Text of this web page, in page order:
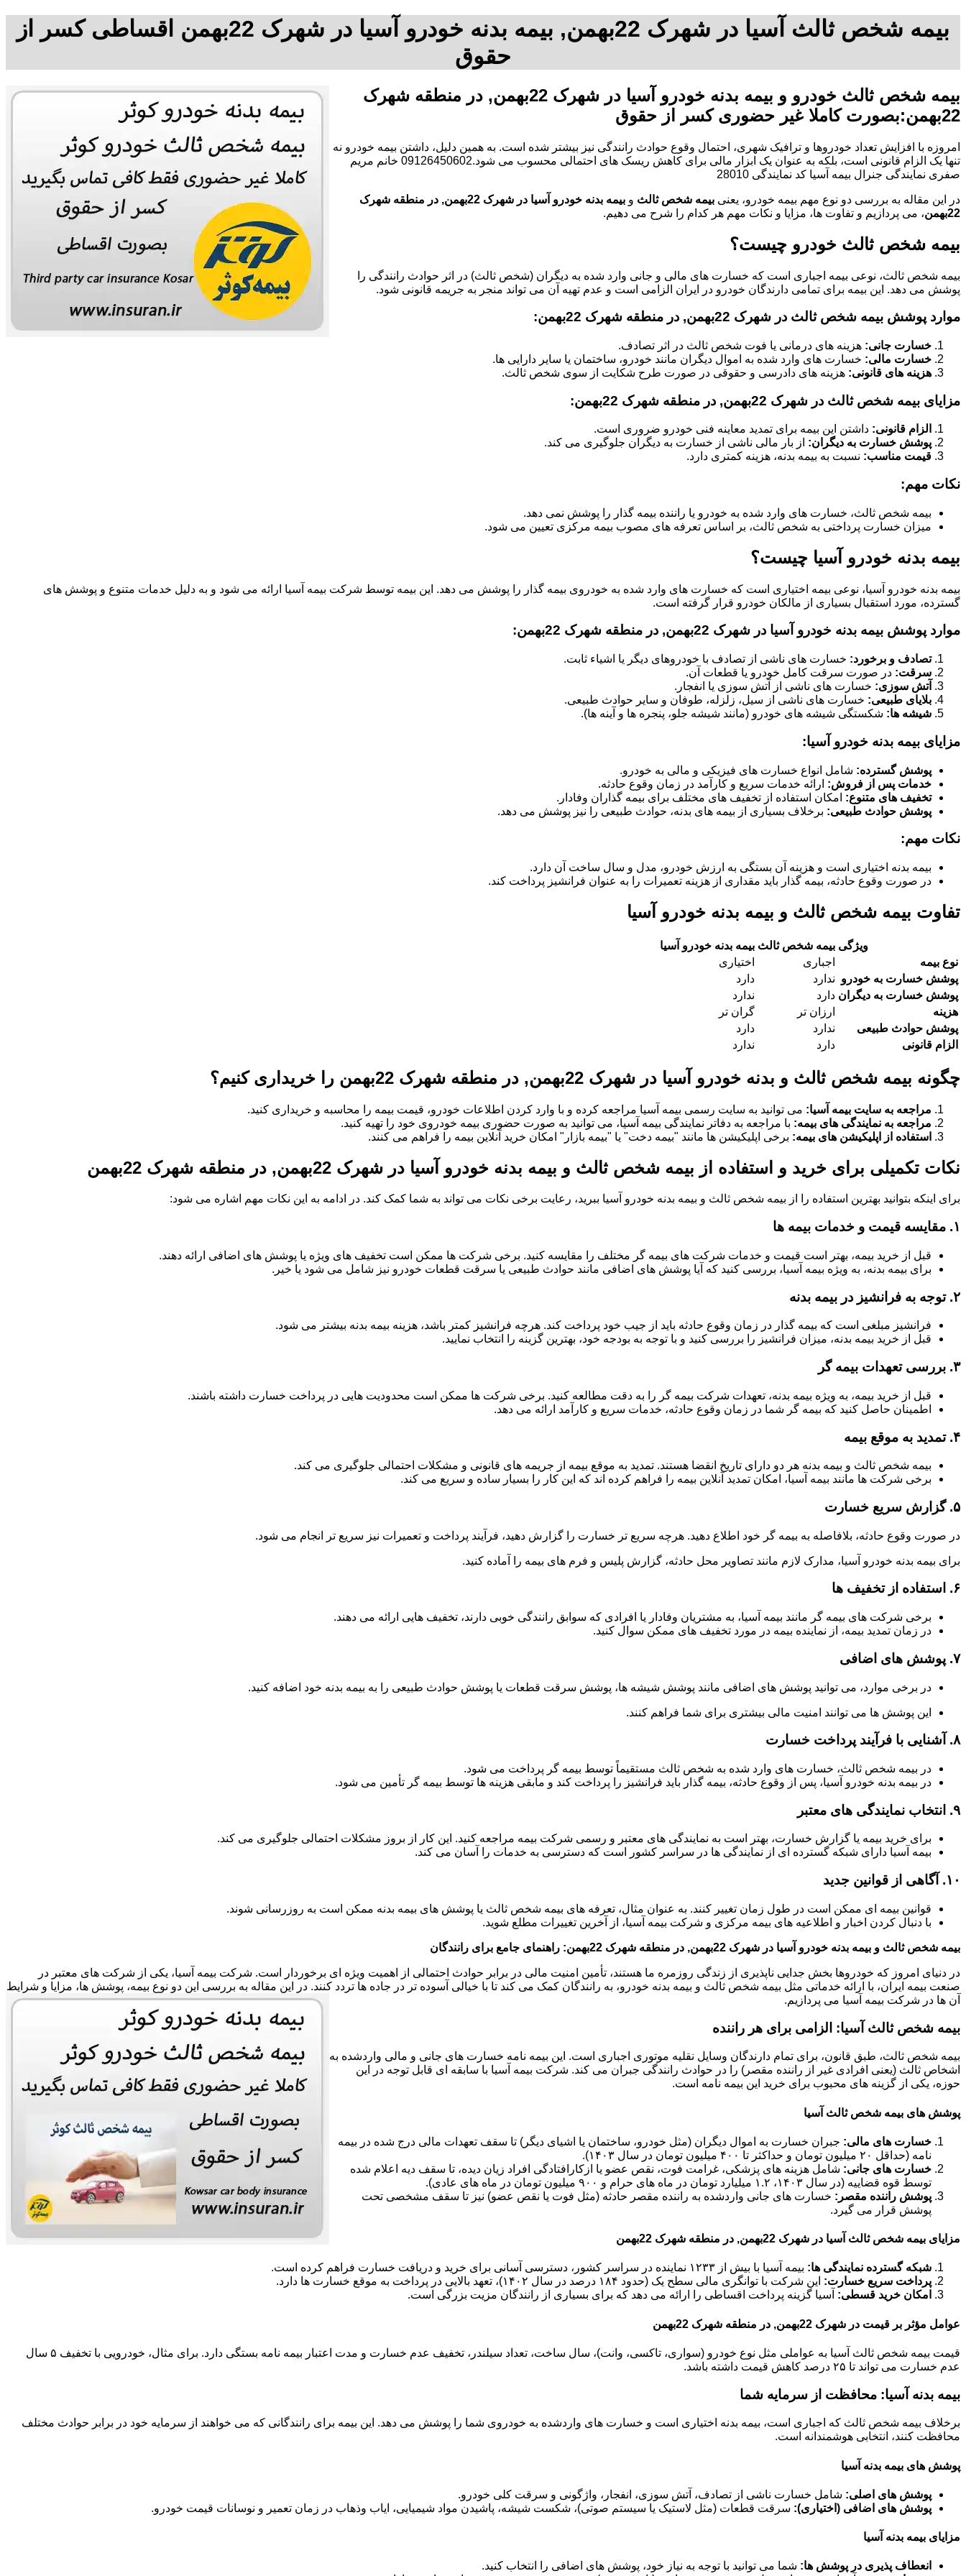
بیمه شخص ثالث آسیا در شهرک 22بهمن, بیمه بدنه خودرو آسیا در شهرک 22بهمن اقساطی کسر از
حقوق
بیمه شخص ثالث خودرو و بیمه بدنه خودرو آسیا در شهرک 22بهمن, در منطقه شهرک
22بهمن:بصورت کاملا غیر حضوری کسر از حقوق
امروزه با افزایش تعداد خودروها و ترافیک شهری، احتمال وقوع حوادث رانندگی نیز بیشتر شده است. به همین دلیل، داشتن بیمه خودرو نه
تنها یک الزام قانونی است، بلکه به عنوان یک ابزار مالی برای کاهش ریسک های احتمالی محسوب می شود.09126450602 خانم مریم
صفری نمایندگی جنرال بیمه آسیا کد نمایندگی 28010
در این مقاله به بررسی دو نوع مهم بیمه خودرو، یعنی بیمه شخص ثالث و
بیمه بدنه خودرو آسیا در شهرک 22بهمن, در منطقه شهرک
22بهمن
، می پردازیم و تفاوت ها، مزایا و نکات مهم هر کدام را شرح می دهیم.
بیمه شخص ثالث خودرو چیست؟
بیمه شخص ثالث، نوعی بیمه اجباری است که خسارت های مالی و جانی وارد شده به دیگران (شخص ثالث) در اثر حوادث رانندگی را
پوشش می دهد. این بیمه برای تمامی دارندگان خودرو در ایران الزامی است و عدم تهیه آن می تواند منجر به جریمه قانونی شود.
موارد پوشش بیمه شخص ثالث در شهرک 22بهمن, در منطقه شهرک 22بهمن:
خسارت جانی: هزینه های درمانی یا فوت شخص ثالث در اثر تصادف.
خسارت مالی: خسارت های وارد شده به اموال دیگران مانند خودرو، ساختمان یا سایر دارایی ها.
هزینه های قانونی: هزینه های دادرسی و حقوقی در صورت طرح شکایت از سوی شخص ثالث.
مزایای بیمه شخص ثالث در شهرک 22بهمن, در منطقه شهرک 22بهمن:
الزام قانونی: داشتن این بیمه برای تمدید معاینه فنی خودرو ضروری است.
پوشش خسارت به دیگران: از بار مالی ناشی از خسارت به دیگران جلوگیری می کند.
قیمت مناسب: نسبت به بیمه بدنه، هزینه کمتری دارد.
نکات مهم:
بیمه شخص ثالث، خسارت های وارد شده به خودرو یا راننده بیمه گذار را پوشش نمی دهد.
میزان خسارت پرداختی به شخص ثالث، بر اساس تعرفه های مصوب بیمه مرکزی تعیین می شود.
بیمه بدنه خودرو آسیا چیست؟
بیمه بدنه خودرو آسیا، نوعی بیمه اختیاری است که خسارت های وارد شده به خودروی بیمه گذار را پوشش می دهد. این بیمه توسط شرکت بیمه آسیا ارائه می شود و به دلیل خدمات متنوع و پوشش های
گسترده، مورد استقبال بسیاری از مالکان خودرو قرار گرفته است.
موارد پوشش بیمه بدنه خودرو آسیا در شهرک 22بهمن, در منطقه شهرک 22بهمن:
تصادف و برخورد: خسارت های ناشی از تصادف با خودروهای دیگر یا اشیاء ثابت.
سرقت: در صورت سرقت کامل خودرو یا قطعات آن.
آتش سوزی: خسارت های ناشی از آتش سوزی یا انفجار.
بلایای طبیعی: خسارت های ناشی از سیل، زلزله، طوفان و سایر حوادث طبیعی.
شیشه ها: شکستگی شیشه های خودرو (مانند شیشه جلو، پنجره ها و آینه ها).
مزایای بیمه بدنه خودرو آسیا:
پوشش گسترده: شامل انواع خسارت های فیزیکی و مالی به خودرو.
خدمات پس از فروش: ارائه خدمات سریع و کارآمد در زمان وقوع حادثه.
تخفیف های متنوع: امکان استفاده از تخفیف های مختلف برای بیمه گذاران وفادار.
پوشش حوادث طبیعی: برخلاف بسیاری از بیمه های بدنه، حوادث طبیعی را نیز پوشش می دهد.
نکات مهم:
بیمه بدنه اختیاری است و هزینه آن بستگی به ارزش خودرو، مدل و سال ساخت آن دارد.
در صورت وقوع حادثه، بیمه گذار باید مقداری از هزینه تعمیرات را به عنوان فرانشیز پرداخت کند.
تفاوت بیمه شخص ثالث و بیمه بدنه خودرو آسیا
ویژگی بیمه شخص ثالث بیمه بدنه خودرو آسیا
نوع بیمه
اجباری
اختیاری
پوشش خسارت به خودرو ندارد
دارد
پوشش خسارت به دیگران دارد
ندارد
هزینه
ارزان تر
گران تر
پوشش حوادث طبیعی
ندارد
دارد
الزام قانونی
دارد ندارد
چگونه بیمه شخص ثالث و بدنه خودرو آسیا در شهرک 22بهمن, در منطقه شهرک 22بهمن را خریداری کنیم؟
مراجعه به سایت بیمه آسیا: می توانید به سایت رسمی بیمه آسیا مراجعه کرده و با وارد کردن اطلاعات خودرو، قیمت بیمه را محاسبه و خریداری کنید.
مراجعه به نمایندگی های بیمه: با مراجعه به دفاتر نمایندگی بیمه آسیا، می توانید به صورت حضوری بیمه خودروی خود را تهیه کنید.
استفاده از اپلیکیشن های بیمه: برخی اپلیکیشن ها مانند "بیمه دخت" یا "بیمه بازار" امکان خرید آنلاین بیمه را فراهم می کنند.
نکات تکمیلی برای خرید و استفاده از بیمه شخص ثالث و بیمه بدنه خودرو آسیا در شهرک 22بهمن, در منطقه شهرک 22بهمن
برای اینکه بتوانید بهترین استفاده را از بیمه شخص ثالث و بیمه بدنه خودرو آسیا ببرید، رعایت برخی نکات می تواند به شما کمک کند. در ادامه به این نکات مهم اشاره می شود:
۱. مقایسه قیمت و خدمات بیمه ها
قبل از خرید بیمه، بهتر است قیمت و خدمات شرکت های بیمه گر مختلف را مقایسه کنید. برخی شرکت ها ممکن است تخفیف های ویژه یا پوشش های اضافی ارائه دهند.
برای بیمه بدنه، به ویژه بیمه آسیا، بررسی کنید که آیا پوشش های اضافی مانند حوادث طبیعی یا سرقت قطعات خودرو نیز شامل می شود یا خیر.
۲. توجه به فرانشیز در بیمه بدنه
فرانشیز مبلغی است که بیمه گذار در زمان وقوع حادثه باید از جیب خود پرداخت کند. هرچه فرانشیز کمتر باشد، هزینه بیمه بدنه بیشتر می شود.
قبل از خرید بیمه بدنه، میزان فرانشیز را بررسی کنید و با توجه به بودجه خود، بهترین گزینه را انتخاب نمایید.
۳. بررسی تعهدات بیمه گر
قبل از خرید بیمه، به ویژه بیمه بدنه، تعهدات شرکت بیمه گر را به دقت مطالعه کنید. برخی شرکت ها ممکن است محدودیت هایی در پرداخت خسارت داشته باشند.
اطمینان حاصل کنید که بیمه گر شما در زمان وقوع حادثه، خدمات سریع و کارآمد ارائه می دهد.
۴. تمدید به موقع بیمه
بیمه شخص ثالث و بیمه بدنه هر دو دارای تاریخ انقضا هستند. تمدید به موقع بیمه از جریمه های قانونی و مشکلات احتمالی جلوگیری می کند.
برخی شرکت ها مانند بیمه آسیا، امکان تمدید آنلاین بیمه را فراهم کرده اند که این کار را بسیار ساده و سریع می کند.
۵. گزارش سریع خسارت
در صورت وقوع حادثه، بلافاصله به بیمه گر خود اطلاع دهید. هرچه سریع تر خسارت را گزارش دهید، فرآیند پرداخت و تعمیرات نیز سریع تر انجام می شود.
برای بیمه بدنه خودرو آسیا، مدارک لازم مانند تصاویر محل حادثه، گزارش پلیس و فرم های بیمه را آماده کنید.
۶. استفاده از تخفیف ها
برخی شرکت های بیمه گر مانند بیمه آسیا، به مشتریان وفادار یا افرادی که سوابق رانندگی خوبی دارند، تخفیف هایی ارائه می دهند.
در زمان تمدید بیمه، از نماینده بیمه در مورد تخفیف های ممکن سوال کنید.
۷. پوشش های اضافی
در برخی موارد، می توانید پوشش های اضافی مانند پوشش شیشه ها، پوشش سرقت قطعات یا پوشش حوادث طبیعی را به بیمه بدنه خود اضافه کنید.
این پوشش ها می توانند امنیت مالی بیشتری برای شما فراهم کنند.
۸. آشنایی با فرآیند پرداخت خسارت
در بیمه شخص ثالث، خسارت های وارد شده به شخص ثالث مستقیماً توسط بیمه گر پرداخت می شود.
در بیمه بدنه خودرو آسیا، پس از وقوع حادثه، بیمه گذار باید فرانشیز را پرداخت کند و مابقی هزینه ها توسط بیمه گر تأمین می شود.
۹. انتخاب نمایندگی های معتبر
برای خرید بیمه یا گزارش خسارت، بهتر است به نمایندگی های معتبر و رسمی شرکت بیمه مراجعه کنید. این کار از بروز مشکلات احتمالی جلوگیری می کند.
بیمه آسیا دارای شبکه گسترده ای از نمایندگی ها در سراسر کشور است که دسترسی به خدمات را آسان می کند.
۱۰. آگاهی از قوانین جدید
قوانین بیمه ای ممکن است در طول زمان تغییر کنند. به عنوان مثال، تعرفه های بیمه شخص ثالث یا پوشش های بیمه بدنه ممکن است به روزرسانی شوند.
با دنبال کردن اخبار و اطلاعیه های بیمه مرکزی و شرکت بیمه آسیا، از آخرین تغییرات مطلع شوید.
بیمه شخص ثالث و بیمه بدنه خودرو آسیا در شهرک 22بهمن, در منطقه شهرک 22بهمن: راهنمای جامع برای رانندگان
در دنیای امروز که خودروها بخش جدایی ناپذیری از زندگی روزمره ما هستند، تأمین امنیت مالی در برابر حوادث احتمالی از اهمیت ویژه ای برخوردار است. شرکت بیمه آسیا، یکی از شرکت های معتبر در
صنعت بیمه ایران، با ارائه خدماتی مثل بیمه شخص ثالث و بیمه بدنه خودرو، به رانندگان کمک می کند تا با خیالی آسوده تر در جاده ها تردد کنند. در این مقاله به بررسی این دو نوع بیمه، پوشش ها، مزایا و شرایط
آن ها در شرکت بیمه آسیا می پردازیم.
بیمه شخص ثالث آسیا: الزامی برای هر راننده
بیمه شخص ثالث، طبق قانون، برای تمام دارندگان وسایل نقلیه موتوری اجباری است. این بیمه نامه خسارت های جانی و مالی واردشده به
اشخاص ثالث (یعنی افرادی غیر از راننده مقصر) را در حوادث رانندگی جبران می کند. شرکت بیمه آسیا با سابقه ای قابل توجه در این
حوزه، یکی از گزینه های محبوب برای خرید این بیمه نامه است.
پوشش های بیمه شخص ثالث آسیا
خسارت های مالی: جبران خسارت به اموال دیگران (مثل خودرو، ساختمان یا اشیای دیگر) تا سقف تعهدات مالی درج شده در بیمه
نامه (حداقل ۲۰ میلیون تومان و حداکثر تا ۴۰۰ میلیون تومان در سال ۱۴۰۳).
خسارت های جانی: شامل هزینه های پزشکی، غرامت فوت، نقص عضو یا ازکارافتادگی افراد زیان دیده، تا سقف دیه اعلام شده
توسط قوه قضاییه (در سال ۱۴۰۳، ۱.۲ میلیارد تومان در ماه های حرام و ۹۰۰ میلیون تومان در ماه های عادی).
پوشش راننده مقصر: خسارت های جانی واردشده به راننده مقصر حادثه (مثل فوت یا نقص عضو) نیز تا سقف مشخصی تحت
پوشش قرار می گیرد.
مزایای بیمه شخص ثالث آسیا در شهرک 22بهمن, در منطقه شهرک 22بهمن
شبکه گسترده نمایندگی ها: بیمه آسیا با بیش از ۱۲۳۳ نماینده در سراسر کشور، دسترسی آسانی برای خرید و دریافت خسارت فراهم کرده است.
پرداخت سریع خسارت: این شرکت با توانگری مالی سطح یک (حدود ۱۸۴ درصد در سال ۱۴۰۲)، تعهد بالایی در پرداخت به موقع خسارت ها دارد.
امکان خرید قسطی: آسیا گزینه پرداخت اقساطی را ارائه می دهد که برای بسیاری از رانندگان مزیت بزرگی است.
عوامل مؤثر بر قیمت در شهرک 22بهمن, در منطقه شهرک 22بهمن
قیمت بیمه شخص ثالث آسیا به عواملی مثل نوع خودرو (سواری، تاکسی، وانت)، سال ساخت، تعداد سیلندر، تخفیف عدم خسارت و مدت اعتبار بیمه نامه بستگی دارد. برای مثال، خودرویی با تخفیف ۵ سال
عدم خسارت می تواند تا ۲۵ درصد کاهش قیمت داشته باشد.
بیمه بدنه آسیا: محافظت از سرمایه شما
برخلاف بیمه شخص ثالث که اجباری است، بیمه بدنه اختیاری است و خسارت های واردشده به خودروی شما را پوشش می دهد. این بیمه برای رانندگانی که می خواهند از سرمایه خود در برابر حوادث مختلف
محافظت کنند، انتخابی هوشمندانه است.
پوشش های بیمه بدنه آسیا
پوشش های اصلی: شامل خسارت ناشی از تصادف، آتش سوزی، انفجار، واژگونی و سرقت کلی خودرو.
پوشش های اضافی (اختیاری): سرقت قطعات (مثل لاستیک یا سیستم صوتی)، شکست شیشه، پاشیدن مواد شیمیایی، ایاب وذهاب در زمان تعمیر و نوسانات قیمت خودرو.
مزایای بیمه بدنه آسیا
انعطاف پذیری در پوشش ها: شما می توانید با توجه به نیاز خود، پوشش های اضافی را انتخاب کنید.